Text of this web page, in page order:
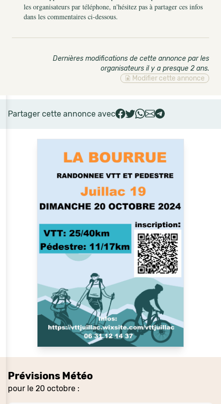
Prévisions Météo
pour le 20 octobre :
les organisateurs par téléphone, n'hésitez pas à partager ces infos
dans les commentaires ci-dessous.
Dernières modifications de cette annonce par les
organisateurs il y a presque 2 ans.
Modifier cette annonce
Partager cette annonce avec